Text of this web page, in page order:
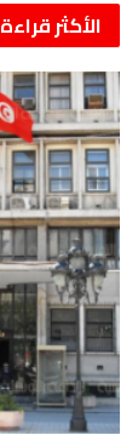
الأكثر قراءة